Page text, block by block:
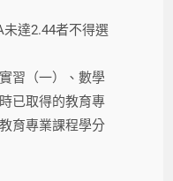
未達2.44者不得選
習（一）、數學
已取得的教育專
教育專業課程學分